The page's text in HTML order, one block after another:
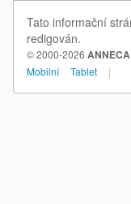
Tato informační
redigován.
© 2000-2026
Mobilní
Tablet |